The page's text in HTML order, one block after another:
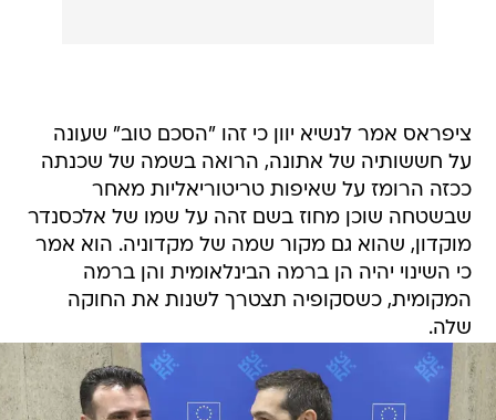
ציפראס אמר לנשיא יוון כי זהו "הסכם טוב" שעונה
על חששותיה של אתונה, הרואה בשמה של שכנתה
ככזה הרומז על שאיפות טריטוריאליות מאחר
שבשטחה שוכן מחוז בשם זהה על שמו של אלכסנדר
מוקדון, שהוא גם מקור שמה של מקדוניה. הוא אמר
כי השינוי יהיה הן ברמה הבינלאומית והן ברמה
המקומית, כשסקופיה תצטרך לשנות את החוקה
שלה.